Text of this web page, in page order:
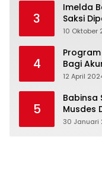
3
Imelda
Saksi
10 Oktober
4
Bagi
12 April
5
Babinsa Serda Rasyid Lasim Hadiri Rapat
Musdes Dalam
Bereliku
30 Januari